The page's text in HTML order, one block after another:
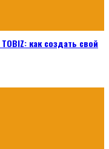
как создать свой